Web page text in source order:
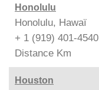
Honolulu
Honolulu, Hawaï
+ 1 (919) 401-4540
Distance Km
Houston